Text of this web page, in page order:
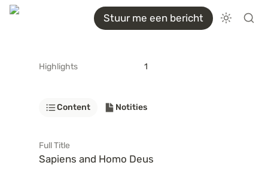
Stuur me een bericht
Highlights 1
Content Notities
Full Title
Sapiens and Homo Deus